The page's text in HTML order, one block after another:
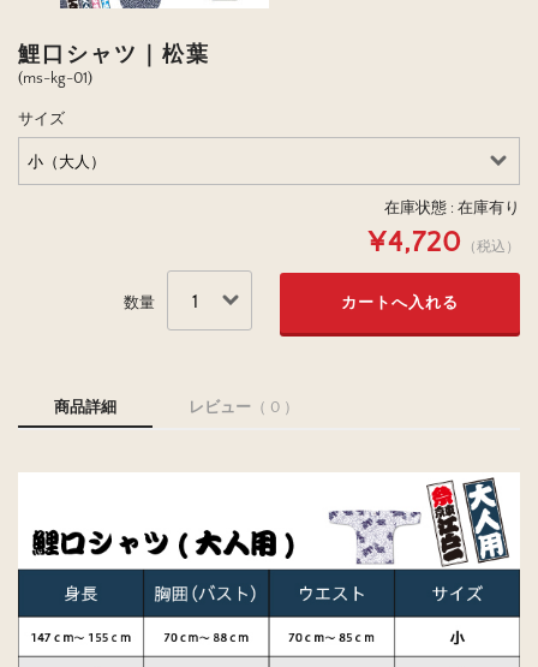
鯉口シャツ｜松葉
(ms-kg-01)
サイズ
在庫状態 : 在庫有り
¥4,720 （税込）
数量
商品詳細 レビュー （ 0 ）